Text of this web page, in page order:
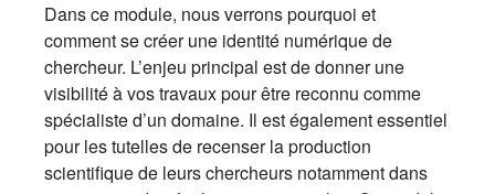
Dans ce module, nous verrons pourquoi et
comment se créer une identité numérique de
chercheur. L’enjeu principal est de donner une
visibilité à vos travaux pour être reconnu comme
spécialiste d’un domaine. Il est également essentiel
pour les tutelles de recenser la production
scientifique de leurs chercheurs notamment dans